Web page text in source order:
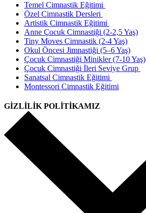
Temel Cimnastik Eğitimi
Özel Cimnastik Dersleri
Artistik Cimnastik Eğitimi
Anne Çocuk Cimnastiği (2-2,5 Yaş)
Tiny Moves Cimnastik (2-4 Yaş)
Okul Öncesi Jimnastiği (5–6 Yaş)
Çocuk Cimnastiği Minikler (7-10 Yaş)
Çocuk Cimnastiği İleri Seviye Grup
Sanatsal Cimnastik Eğitimi
Montessori Cimnastik Eğitimi
GİZLİLİK POLİTİKAMIZ